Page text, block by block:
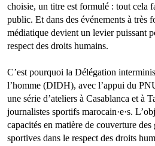
choisie, un titre est formulé : tout cela
public. Et dans des événements à très
médiatique devient un levier puissant
respect des droits humains.
C’est pourquoi la Délégation
l’homme (DIDH), avec l’appui du
une série d’ateliers à Casablanca et à
journalistes sportifs marocain·e·s.
capacités en matière de couverture
sportives dans le respect des droits